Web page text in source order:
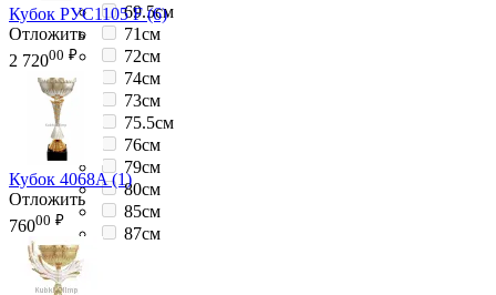
69.5см
71см
72см
74см
73см
75.5см
76см
79см
80см
85см
87см
Кубок РУС1105 F (6)
Отложить
2 72000 ₽
Кубок 4068A (1)
Отложить
76000 ₽